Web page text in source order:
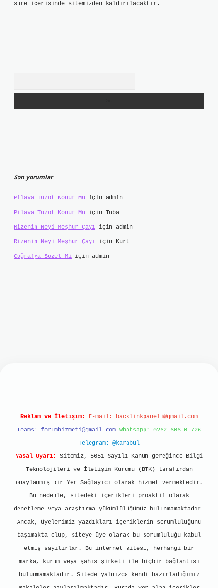
süre içerisinde sitemizden kaldırılacaktır.
Son yorumlar
Pilava Tuzot Konur Mu için admin
Pilava Tuzot Konur Mu için Tuba
Rizenin Neyi Meşhur Çayı için admin
Rizenin Neyi Meşhur Çayı için Kurt
Coğrafya Sözel Mi için admin
Reklam ve İletişim: E-mail: backlinkpaneli@gmail.com
Teams: forumhizmeti@gmail.com Whatsapp: 0262 606 0 726
Telegram: @karabul
Yasal Uyarı:
Sitemiz, 5651 Sayılı Kanun gereğince Bilgi
Teknolojileri ve İletişim Kurumu (BTK) tarafından
onaylanmış bir Yer Sağlayıcı olarak hizmet vermektedir.
Bu nedenle, sitedeki içerikleri proaktif olarak
denetleme veya araştırma yükümlülüğümüz bulunmamaktadır.
Ancak, üyelerimiz yazdıkları içeriklerin sorumluluğunu
taşımakta olup, siteye üye olarak bu sorumluluğu kabul
etmiş sayılırlar. Bu internet sitesi, herhangi bir
marka, kurum veya şahıs şirketi ile hiçbir bağlantısı
bulunmamaktadır. Sitede yalnızca kendi hazırladığımız